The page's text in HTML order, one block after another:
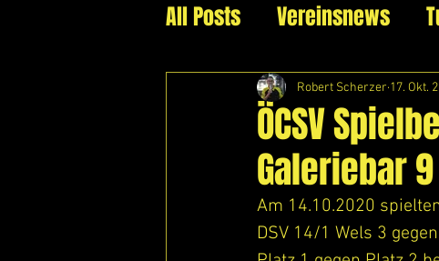
All Posts Vereinsnews
ÖCSV
Galeriebar 9
Robert Scherzer 17. Okt.
Am 14.10.2020
DSV 14/1 Wels 3